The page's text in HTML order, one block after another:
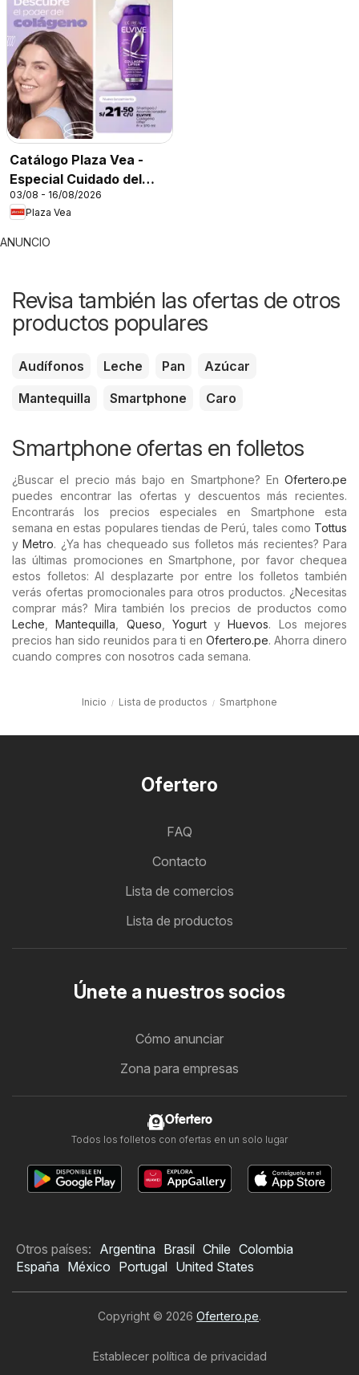
Catálogo Plaza Vea -
Especial Cuidado del
Cabello
03/08 - 16/08/2026
Plaza Vea
ANUNCIO
Revisa también las ofertas de otros
productos populares
Audífonos Leche Pan
Azúcar
Mantequilla
Smartphone Caro
Smartphone ofertas en folletos
¿Buscar el precio más bajo en Smartphone? En Ofertero.pe
puedes encontrar las ofertas y descuentos más recientes.
Encontrarás los precios especiales en Smartphone esta
semana en estas populares tiendas de Perú, tales como Tottus
yMetro. ¿Ya has chequeado sus folletos más recientes? Para
las últimas promociones en Smartphone, por favor chequea
estos folletos: Al desplazarte por entre los folletos también
verás ofertas promocionales para otros productos. ¿Necesitas
comprar más? Mira también los precios de productos como
Leche ,Mantequilla Queso YogurtyHuevos. Los mejores
precios han sido reunidos para ti en Ofertero.pe. Ahorra dinero
cuando compres con nosotros cada semana.
Inicio Lista de productos Smartphone
Ofertero
FAQ
Contacto
Lista de comercios
Lista de productos
Únete a nuestros socios
Cómo anunciar
Zona para empresas
Ofertero
Todos los folletos con ofertas en un solo lugar
Otros países: Argentina Brasil Chile Colombia
España México Portugal United States
Copyright © 2026 Ofertero.pe.
Establecer política de privacidad